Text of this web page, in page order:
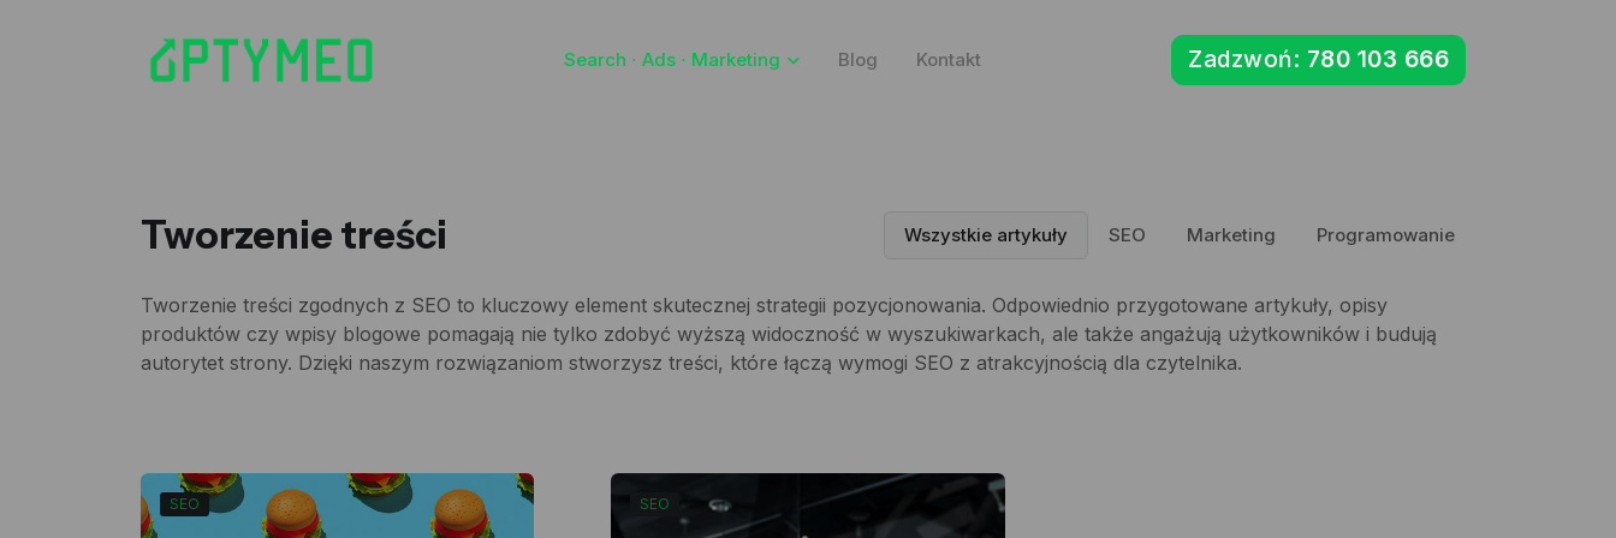
Search ⋅ Ads ⋅ Marketing Blog Kontakt Zadzwoń: 780 103 666
Tworzenie treści Wszystkie artykuły SEO Marketing Programowanie
Tworzenie treści zgodnych z SEO to kluczowy element skutecznej strategii pozycjonowania. Odpowiednio przygotowane artykuły, opisy
produktów czy wpisy blogowe pomagają nie tylko zdobyć wyższą widoczność w wyszukiwarkach, ale także angażują użytkowników i budują
autorytet strony. Dzięki naszym rozwiązaniom stworzysz treści, które łączą wymogi SEO z atrakcyjnością dla czytelnika.
SEO SEO